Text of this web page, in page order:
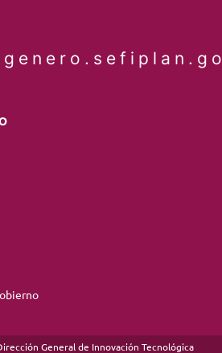
General de Innovación Tecnológica